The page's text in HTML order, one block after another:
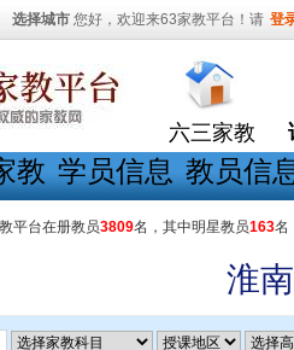
选择城市 您好，欢迎来63家教平台！请 登
六三家教
教 学员信息 教员信
平台在册教员3809名，其中明星教员163名
淮